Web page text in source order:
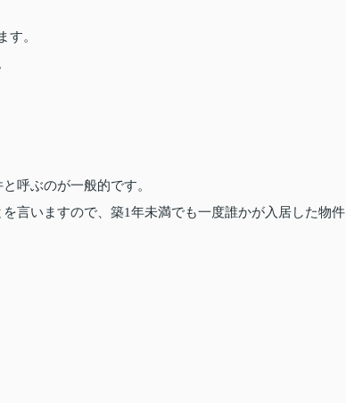
す。
呼ぶのが一般的です。
言いますので、築1年未満でも一度誰かが入居した物件